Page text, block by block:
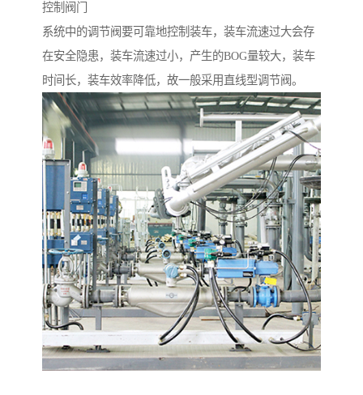
控制阀门
系统中的调节阀要可靠地控制装车，装车流速过大会存
在安全隐患，装车流速过小，产生的BOG量较大，装车
时间长，装车效率降低，故一般采用直线型调节阀。